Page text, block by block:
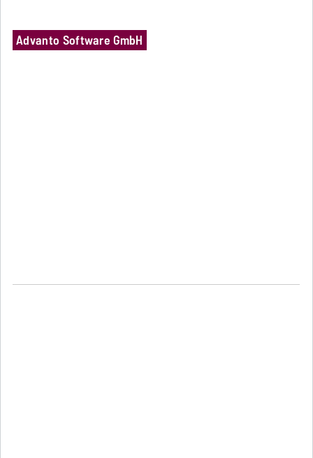
Advanto Software GmbH